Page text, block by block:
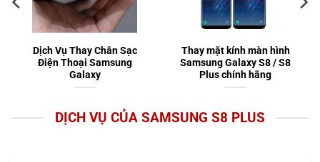
Dịch Vụ Thay Chân Sạc
Điện Thoại Samsung
Galaxy
Thay mặt kính màn hình
Samsung Galaxy S8 / S8
Plus chính hãng
DỊCH VỤ CỦA SAMSUNG S8 PLUS